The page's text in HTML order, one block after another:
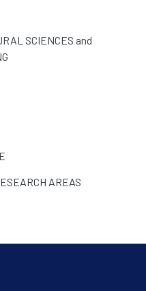
SCIENCES and
AREAS